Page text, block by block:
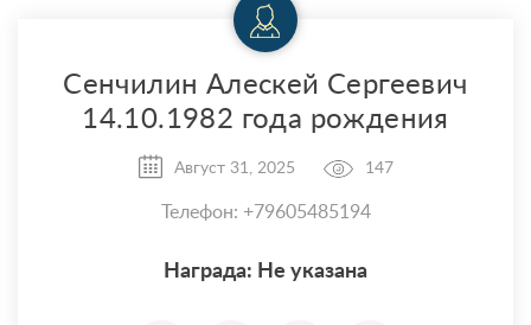
Сенчилин Алескей Сергеевич
14.10.1982 года рождения
Август 31, 2025 147
Телефон: +79605485194
Награда: Не указана